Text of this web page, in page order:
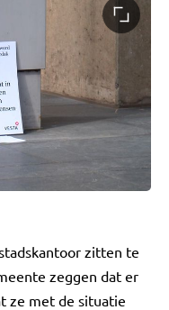
zitten te
zeggen dat er
ze met de situatie